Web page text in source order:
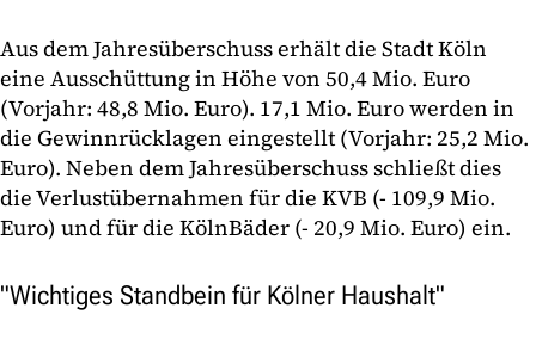
Aus dem Jahresüberschuss erhält die Stadt Köln
eine Ausschüttung in Höhe von 50,4 Mio. Euro
(Vorjahr: 48,8 Mio. Euro). 17,1 Mio. Euro werden in
die Gewinnrücklagen eingestellt (Vorjahr: 25,2 Mio.
Euro). Neben dem Jahresüberschuss schließt dies
die Verlustübernahmen für die KVB (- 109,9 Mio.
Euro) und für die KölnBäder (- 20,9 Mio. Euro) ein.
"Wichtiges Standbein für Kölner Haushalt"